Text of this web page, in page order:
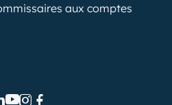
aux comptes